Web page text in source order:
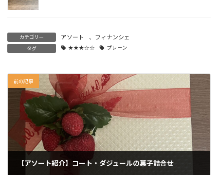
カテゴリー アソート 、 フィナンシェ
タグ ★★★☆☆ プレーン
前の記事
【アソート紹介】コート・ダジュールの菓子詰合せ